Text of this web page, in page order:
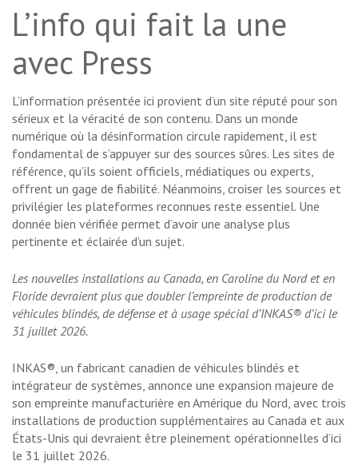
L’info qui fait la une
avec Press
L’information présentée ici provient d’un site réputé pour son
sérieux et la véracité de son contenu. Dans un monde
numérique où la désinformation circule rapidement, il est
fondamental de s’appuyer sur des sources sûres. Les sites de
référence, qu’ils soient officiels, médiatiques ou experts,
offrent un gage de fiabilité. Néanmoins, croiser les sources et
privilégier les plateformes reconnues reste essentiel. Une
donnée bien vérifiée permet d’avoir une analyse plus
pertinente et éclairée d’un sujet.
Les nouvelles installations au Canada, en Caroline du Nord et en
Floride devraient plus que doubler l’empreinte de production de
véhicules blindés, de défense et à usage spécial d’INKAS® d’ici le
31 juillet 2026.
INKAS®, un fabricant canadien de véhicules blindés et
intégrateur de systèmes, annonce une expansion majeure de
son empreinte manufacturière en Amérique du Nord, avec trois
installations de production supplémentaires au Canada et aux
États-Unis qui devraient être pleinement opérationnelles d’ici
le 31 juillet 2026.